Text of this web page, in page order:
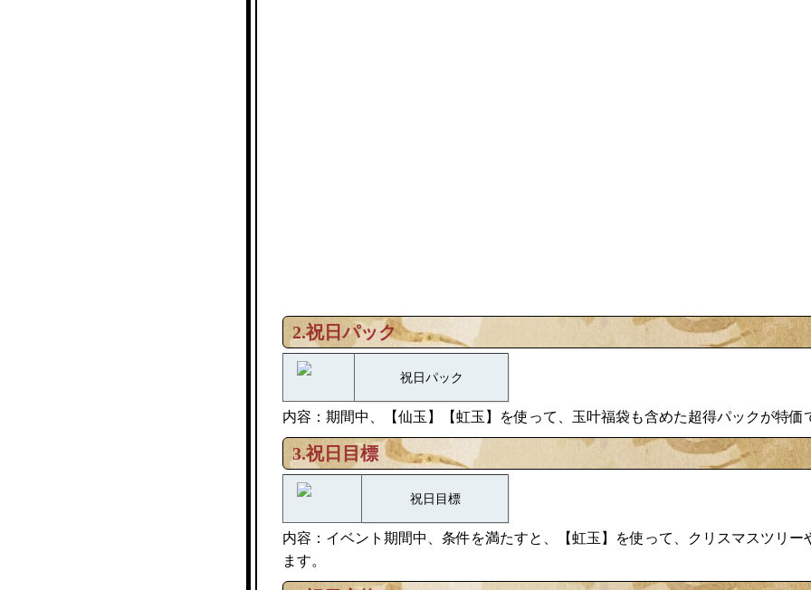
2.祝日パック
祝日パック
内容：期間中、【仙玉】【虹玉】を使って、玉叶福袋も含めた超得パックが特価
3.祝日目標
祝日目標
内容：イベント期間中、条件を満たすと、【虹玉】を使って、クリスマスツリー
ます。